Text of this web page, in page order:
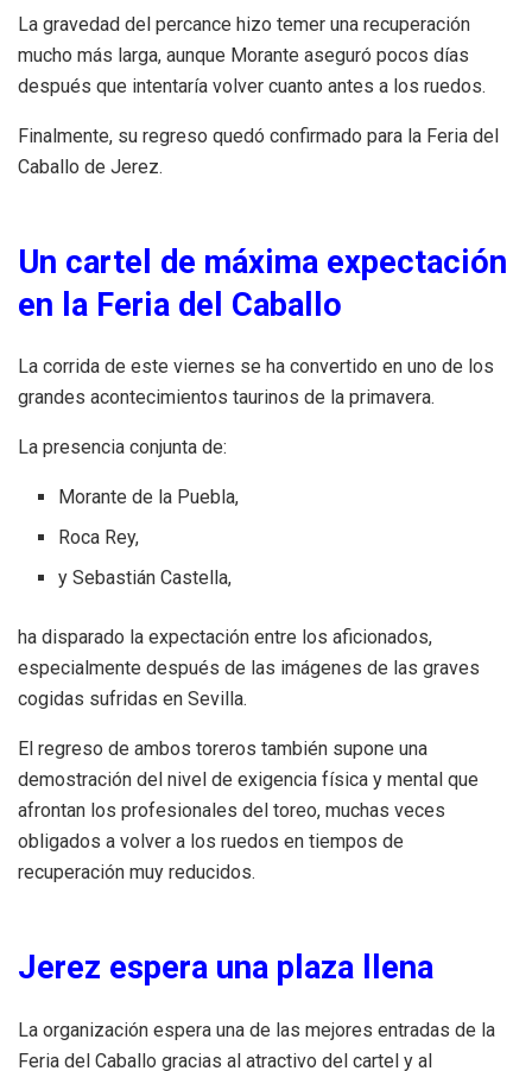
La gravedad del percance hizo temer una recuperación
mucho más larga, aunque Morante aseguró pocos días
después que intentaría volver cuanto antes a los ruedos.
Finalmente, su regreso quedó confirmado para la Feria del
Caballo de Jerez.
Un cartel de máxima expectación
en la Feria del Caballo
La corrida de este viernes se ha convertido en uno de los
grandes acontecimientos taurinos de la primavera.
La presencia conjunta de:
Morante de la Puebla,
Roca Rey,
y Sebastián Castella,
ha disparado la expectación entre los aficionados,
especialmente después de las imágenes de las graves
cogidas sufridas en Sevilla.
El regreso de ambos toreros también supone una
demostración del nivel de exigencia física y mental que
afrontan los profesionales del toreo, muchas veces
obligados a volver a los ruedos en tiempos de
recuperación muy reducidos.
Jerez espera una plaza llena
La organización espera una de las mejores entradas de la
Feria del Caballo gracias al atractivo del cartel y al